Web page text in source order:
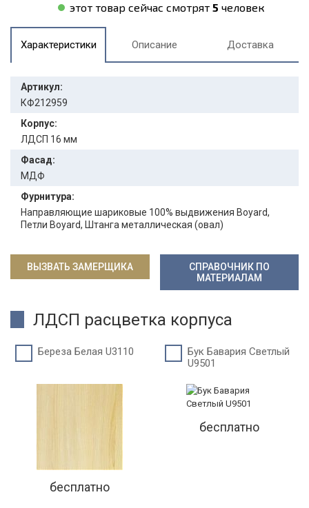
этот товар сейчас смотрят 5 человек
Характеристики Описание Доставка
Артикул:
КФ212959
Корпус:
ЛДСП 16 мм
Фасад:
МДФ
Фурнитура:
Направляющие шариковые 100% выдвижения Boyard,
Петли Boyard, Штанга металлическая (овал)
ВЫЗВАТЬ ЗАМЕРЩИКА
СПРАВОЧНИК ПО
МАТЕРИАЛАМ
ЛДСП расцветка корпуса
Береза Белая U3110
бесплатно
Бук Бавария Светлый
U9501
бесплатно